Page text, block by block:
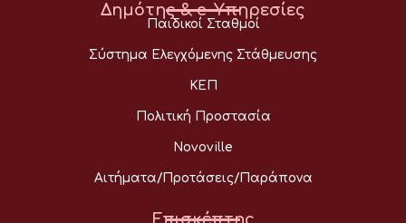
Δημότης & e-Υπηρεσίες
Παιδικοί Σταθμοί
Σύστημα Ελεγχόμενης Στάθμευσης
ΚΕΠ
Πολιτική Προστασία
Novoville
Αιτήματα/Προτάσεις/Παράπονα